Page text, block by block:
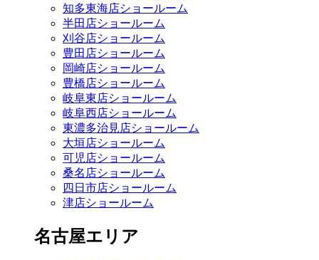
知多東海店ショールーム
半田店ショールーム
刈谷店ショールーム
豊田店ショールーム
岡崎店ショールーム
豊橋店ショールーム
岐阜東店ショールーム
岐阜西店ショールーム
東濃多治見店ショールーム
大垣店ショールーム
可児店ショールーム
桑名店ショールーム
四日市店ショールーム
津店ショールーム
名古屋エリア